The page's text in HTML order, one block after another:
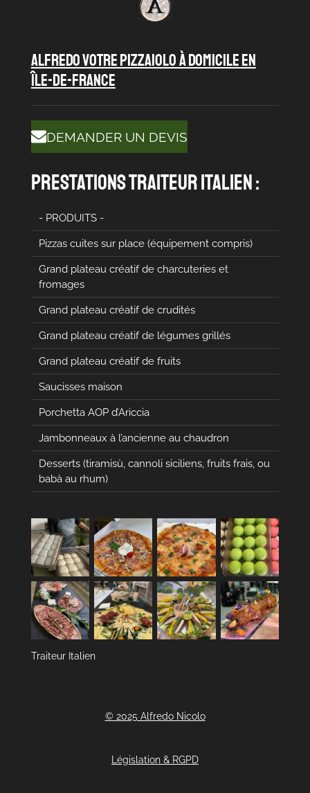
ALFREDO VOTRE PIZZAIOLO À DOMICILE en
île-de-france
DEMANDER UN DEVIS
prestations traiteur italien :
- PRODUITS -
Pizzas cuites sur place (équipement compris)
Grand plateau créatif de charcuteries et
fromages
Grand plateau créatif de crudités
Grand plateau créatif de légumes grillés
Grand plateau créatif de fruits
Saucisses maison
Porchetta AOP d’Ariccia
Jambonneaux à l’ancienne au chaudron
Desserts (tiramisù, cannoli siciliens, fruits frais, ou
babà au rhum)
Traiteur Italien
© 2025 Alfredo Nicolo
Législation & RGPD